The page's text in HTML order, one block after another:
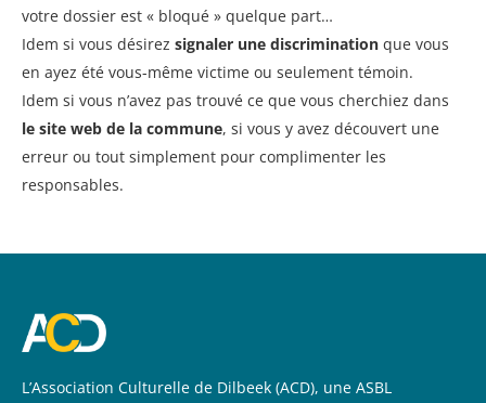
votre dossier est « bloqué » quelque part…
Idem si vous désirez signaler une discrimination que vous
en ayez été vous-même victime ou seulement témoin.
Idem si vous n’avez pas trouvé ce que vous cherchiez dans
le site web de la commune, si vous y avez découvert une
erreur ou tout simplement pour complimenter les
responsables.
L’Association Culturelle de Dilbeek (ACD), une ASBL